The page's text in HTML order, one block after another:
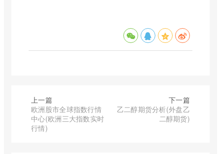
上一篇
欧洲股市全球指数行情
中心(欧洲三大指数实时
行情)
下一篇
乙二醇期货分析(外盘乙
二醇期货)